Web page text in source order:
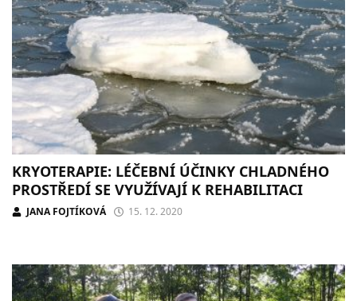
KRYOTERAPIE: LÉČEBNÍ ÚČINKY CHLADNÉHO
PROSTŘEDÍ SE VYUŽÍVAJÍ K REHABILITACI
JANA FOJTÍKOVÁ 15. 12. 2020